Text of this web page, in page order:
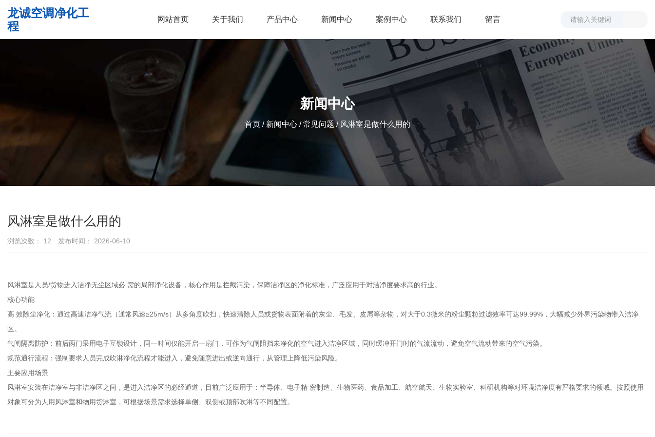
龙诚空调净化工
程
网站首页 关于我们 产品中心 新闻中心 案例中心 联系我们 留言
新闻中心
首页 / 新闻中心 /常见问题 / 风淋室是做什么用的
风淋室是做什么用的
浏览次数： 12 发布时间： 2026-06-10
风淋室是人员/货物进入洁净无尘区域必 需的局部净化设备‌，核心作用是拦截污染，保障洁净区的净化标准，广泛应用于对洁净度要求高的行业。
核心功能
‌高 效除尘净化‌：通过高速洁净气流（通常风速≥25m/s）从多角度吹扫，快速清除人员或货物表面附着的灰尘、毛发、皮屑等杂物，对大于0.3微米的粉尘颗粒过滤效率可达99.99%，大幅减少外界污染物带入洁净
区。
‌气闸隔离防护‌：前后两门采用电子互锁设计，同一时间仅能开启一扇门，可作为气闸阻挡未净化的空气进入洁净区域，同时缓冲开门时的气流流动，避免空气流动带来的空气污染。
‌规范通行流程‌：强制要求人员完成吹淋净化流程才能进入，避免随意进出或逆向通行，从管理上降低污染风险。
主要应用场景
风淋室安装在洁净室与非洁净区之间，是进入洁净区的必经通道，目前广泛应用于：半导体、电子精 密制造、生物医药、食品加工、航空航天、生物实验室、科研机构等对环境洁净度有严格要求的领域。按照使用
对象可分为人用风淋室和物用货淋室，可根据场景需求选择单侧、双侧或顶部吹淋等不同配置。